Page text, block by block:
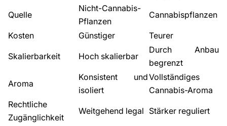
Quelle
Nicht-Cannabis-
Pflanzen
Cannabispflanzen
Kosten Günstiger Teurer
Skalierbarkeit Hoch skalierbar
Durch Anbau
begrenzt
Aroma
Konsistent und
isoliert
Vollständiges
Cannabis-Aroma
Rechtliche
Zugänglichkeit
Weitgehend legal Stärker reguliert